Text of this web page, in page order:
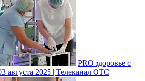
PRO здоровье с
августа 2025 | Телеканал ОТС